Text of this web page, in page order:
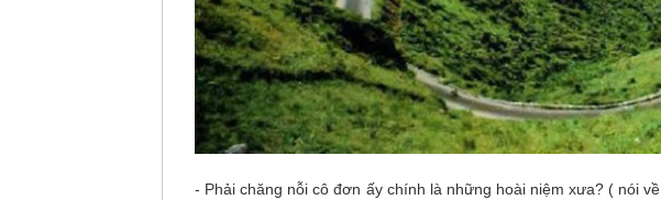
- Phải chăng nỗi cô đơn ấy chính là những hoài niệm xưa? ( nói